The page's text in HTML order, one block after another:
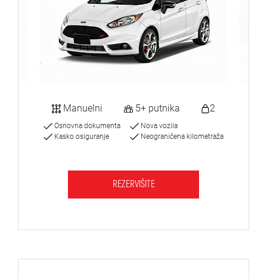
Manuelni 5+ putnika 2
Osnovna dokumenta
Kasko osiguranje
Nova vozila
Neograničena kilometraža
REZERVIŠITE